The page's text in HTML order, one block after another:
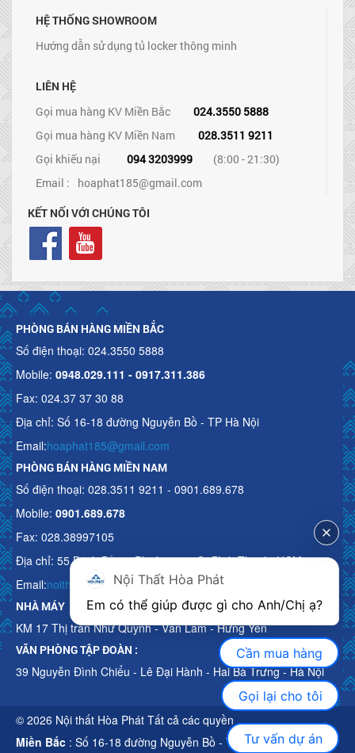
HỆ THỐNG SHOWROOM
Hướng dẫn sử dụng tủ locker thông minh
LIÊN HỆ
Gọi mua hàng KV Miền Bắc
024.3550 5888
Gọi mua hàng KV Miền Nam
028.3511 9211
Gọi khiếu nại
094 3203999
(8:00 - 21:30)
Email : hoaphat185@gmail.com
KẾT NỐI VỚI CHÚNG TÔI
PHÒNG BÁN HÀNG MIỀN BẮC
Số điện thoại: 024.3550 5888
Mobile: 0948.029.111 - 0917.311.386
Fax: 024.37 37 30 88
Địa chỉ: Số 16-18 đường Nguyễn Bồ - TP Hà Nội
Email:hoaphat185@gmail.com
PHÒNG BÁN HÀNG MIỀN NAM
Số điện thoại: 028.3511 9211 - 0901.689.678
Mobile: 0901.689.678
Fax: 028.38997105
Địa chỉ: 55 Bạch Đằng, Phường 15, Q. Bình Thạnh, HCM
Email:noithathoaphattot@gmail.com
NHÀ MÁY
KM 17 Thị trấn Như Quỳnh - Văn Lâm - Hưng Yên
VĂN PHÒNG TẬP ĐOÀN :
39 Nguyễn Đình Chiểu - Lê Đại Hành - Hai Bà Trưng - Hà Nội
© 2026 Nội thất Hòa Phát Tất cả các quyền
Miền Bắc : Số 16-18 đường Nguyễn Bồ - TP Hà Nội
Nội Thất Hòa Phát
Cần mua hàng
Gọi lại cho tôi
Tư vấn dự án